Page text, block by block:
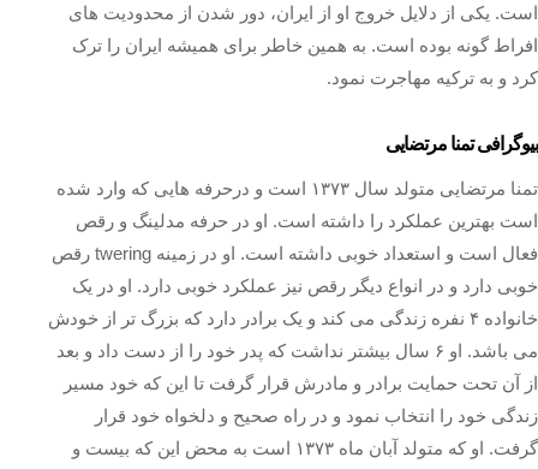
است. یکی از دلایل خروج او از ایران، دور شدن از محدودیت های
افراط گونه بوده است. به همین خاطر برای همیشه ایران را ترک
کرد و به ترکیه مهاجرت نمود.
بیوگرافی تمنا مرتضایی
تمنا مرتضایی متولد سال ۱۳۷۳ است و درحرفه هایی که وارد شده
است بهترین عملکرد را داشته است. او در حرفه مدلینگ و رقص
فعال است و استعداد خوبی داشته است. او در زمینه twering رقص
خوبی دارد و در انواع دیگر رقص نیز عملکرد خوبی دارد. او در یک
خانواده ۴ نفره زندگی می کند و یک برادر دارد که بزرگ تر از خودش
می باشد. او ۶ سال بیشتر نداشت که پدر خود را از دست داد و بعد
از آن تحت حمایت برادر و مادرش قرار گرفت تا این که خود مسیر
زندگی خود را انتخاب نمود و در راه صحیح و دلخواه خود قرار
گرفت. او که متولد آبان ماه ۱۳۷۳ است به محض این که بیست و